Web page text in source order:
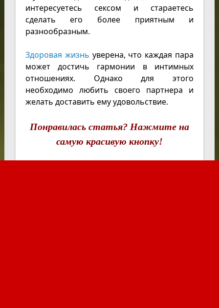
интересуетесь сексом и стараетесь
сделать его более приятным и
разнообразным.
Здоровая жизнь уверена, что каждая пара
может достичь гармонии в интимных
отношениях. Однако для этого
необходимо любить своего партнера и
желать доставить ему удовольствие.
Понравилась статья? Нажмите на
самую красивую кнопку!